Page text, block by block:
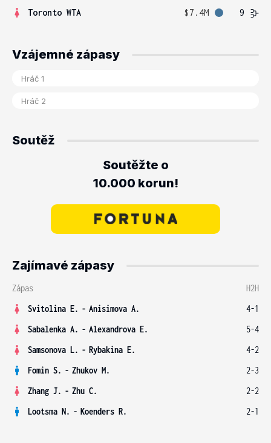
Toronto WTA
$7.4M 9
Vzájemné zápasy
Soutěž
Soutěžte o
10.000 korun!
Zajímavé zápasy
Zápas
H2H
Svitolina E. - Anisimova A.
4-1
Sabalenka A. - Alexandrova E.
5-4
Samsonova L. - Rybakina E.
4-2
Fomin S. - Zhukov M.
2-3
Zhang J. - Zhu C.
2-2
Lootsma N. - Koenders R. 2-1